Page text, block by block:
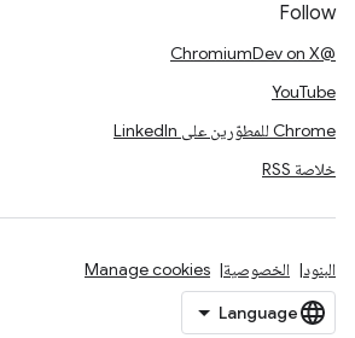
Follow
@ChromiumDev on X
YouTube
Chrome للمطوّرين على LinkedIn
خلاصة RSS
البنود الخصوصية Manage cookies